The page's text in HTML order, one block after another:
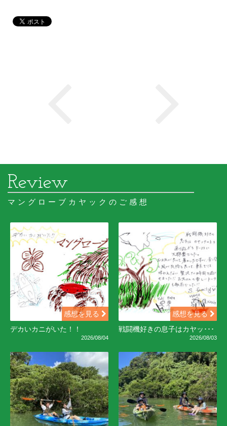
マングローブカヤックのご感想
感想を見る
デカいカニがいた！！
2026/08/04
感想を見る
戦闘機好きの息子はカヤッ･･･
2026/08/03